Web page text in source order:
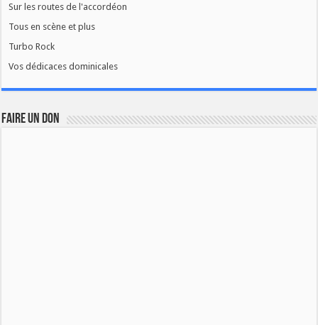
Sur les routes de l'accordéon
Tous en scène et plus
Turbo Rock
Vos dédicaces dominicales
FAIRE UN DON